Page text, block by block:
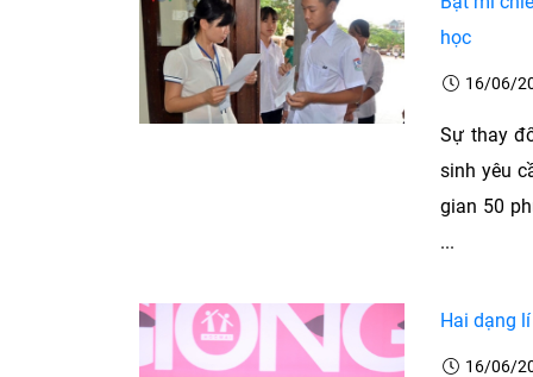
học
16/06/
Sự thay
sinh yêu
gian 50
...
Hai dạng
16/06/